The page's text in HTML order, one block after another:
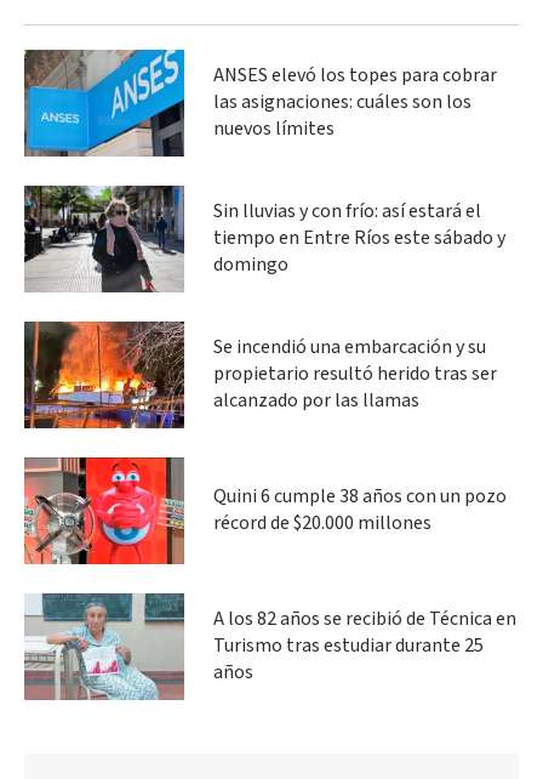
ANSES elevó los topes para cobrar
las asignaciones: cuáles son los
nuevos límites
Sin lluvias y con frío: así estará el
tiempo en Entre Ríos este sábado y
domingo
Se incendió una embarcación y su
propietario resultó herido tras ser
alcanzado por las llamas
Quini 6 cumple 38 años con un pozo
récord de $20.000 millones
A los 82 años se recibió de Técnica en
Turismo tras estudiar durante 25
años